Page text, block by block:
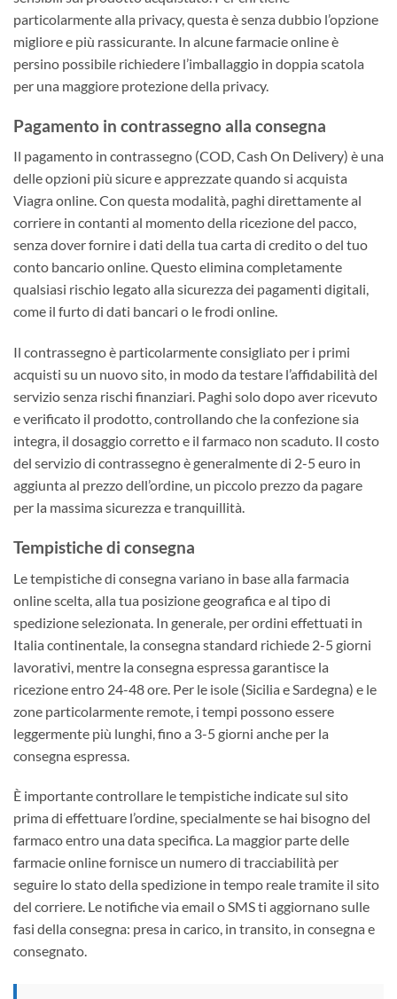
particolarmente alla privacy, questa è senza dubbio l’opzione
migliore e più rassicurante. In alcune farmacie online è
persino possibile richiedere l’imballaggio in doppia scatola
per una maggiore protezione della privacy.
Pagamento in contrassegno alla consegna
Il pagamento in contrassegno (COD, Cash On Delivery) è una
delle opzioni più sicure e apprezzate quando si acquista
Viagra online. Con questa modalità, paghi direttamente al
corriere in contanti al momento della ricezione del pacco,
senza dover fornire i dati della tua carta di credito o del tuo
conto bancario online. Questo elimina completamente
qualsiasi rischio legato alla sicurezza dei pagamenti digitali,
come il furto di dati bancari o le frodi online.
Il contrassegno è particolarmente consigliato per i primi
acquisti su un nuovo sito, in modo da testare l’affidabilità del
servizio senza rischi finanziari. Paghi solo dopo aver ricevuto
e verificato il prodotto, controllando che la confezione sia
integra, il dosaggio corretto e il farmaco non scaduto. Il costo
del servizio di contrassegno è generalmente di 2-5 euro in
aggiunta al prezzo dell’ordine, un piccolo prezzo da pagare
per la massima sicurezza e tranquillità.
Tempistiche di consegna
Le tempistiche di consegna variano in base alla farmacia
online scelta, alla tua posizione geografica e al tipo di
spedizione selezionata. In generale, per ordini effettuati in
Italia continentale, la consegna standard richiede 2-5 giorni
lavorativi, mentre la consegna espressa garantisce la
ricezione entro 24-48 ore. Per le isole (Sicilia e Sardegna) e le
zone particolarmente remote, i tempi possono essere
leggermente più lunghi, fino a 3-5 giorni anche per la
consegna espressa.
È importante controllare le tempistiche indicate sul sito
prima di effettuare l’ordine, specialmente se hai bisogno del
farmaco entro una data specifica. La maggior parte delle
farmacie online fornisce un numero di tracciabilità per
seguire lo stato della spedizione in tempo reale tramite il sito
del corriere. Le notifiche via email o SMS ti aggiornano sulle
fasi della consegna: presa in carico, in transito, in consegna e
consegnato.